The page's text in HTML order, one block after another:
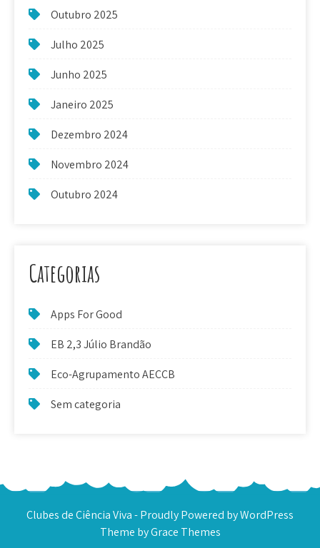
Outubro 2025
Julho 2025
Junho 2025
Janeiro 2025
Dezembro 2024
Novembro 2024
Outubro 2024
Categorias
Apps For Good
EB 2,3 Júlio Brandão
Eco-Agrupamento AECCB
Sem categoria
Clubes de Ciência Viva - Proudly Powered by WordPress
Theme by Grace Themes